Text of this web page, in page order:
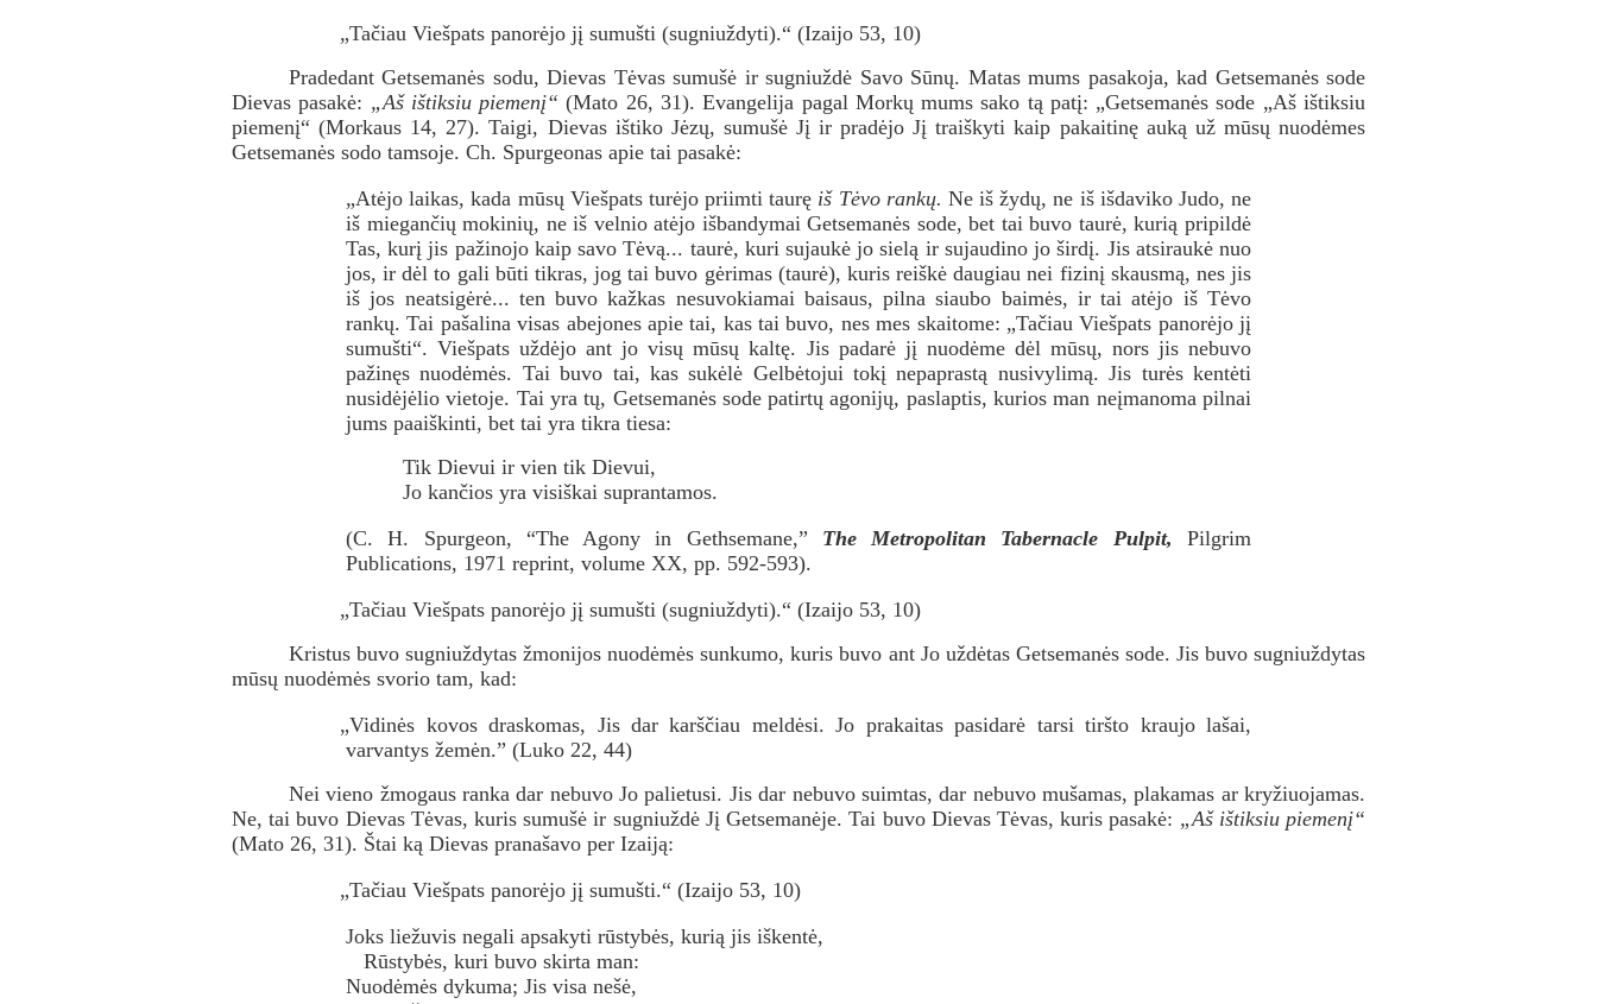
„Tačiau Viešpats panorėjo jį sumušti (sugniuždyti).“ (Izaijo 53, 10)
Pradedant Getsemanės sodu, Dievas Tėvas sumušė ir sugniuždė Savo Sūnų. Matas mums pasakoja, kad Getsemanės sode
Dievas pasakė: „Aš ištiksiu piemenį“ (Mato 26, 31). Evangelija pagal Morkų mums sako tą patį: „Getsemanės sode „Aš ištiksiu
piemenį“ (Morkaus 14, 27). Taigi, Dievas ištiko Jėzų, sumušė Jį ir pradėjo Jį traiškyti kaip pakaitinę auką už mūsų nuodėmes
Getsemanės sodo tamsoje. Ch. Spurgeonas apie tai pasakė:
„Atėjo laikas, kada mūsų Viešpats turėjo priimti taurę iš Tėvo rankų. Ne iš žydų, ne iš išdaviko Judo, ne
iš miegančių mokinių, ne iš velnio atėjo išbandymai Getsemanės sode, bet tai buvo taurė, kurią pripildė
Tas, kurį jis pažinojo kaip savo Tėvą... taurė, kuri sujaukė jo sielą ir sujaudino jo širdį. Jis atsiraukė nuo
jos, ir dėl to gali būti tikras, jog tai buvo gėrimas (taurė), kuris reiškė daugiau nei fizinį skausmą, nes jis
iš jos neatsigėrė... ten buvo kažkas nesuvokiamai baisaus, pilna siaubo baimės, ir tai atėjo iš Tėvo
rankų. Tai pašalina visas abejones apie tai, kas tai buvo, nes mes skaitome: „Tačiau Viešpats panorėjo jį
sumušti“. Viešpats uždėjo ant jo visų mūsų kaltę. Jis padarė jį nuodėme dėl mūsų, nors jis nebuvo
pažinęs nuodėmės. Tai buvo tai, kas sukėlė Gelbėtojui tokį nepaprastą nusivylimą. Jis turės kentėti
nusidėjėlio vietoje. Tai yra tų, Getsemanės sode patirtų agonijų, paslaptis, kurios man neįmanoma pilnai
jums paaiškinti, bet tai yra tikra tiesa:
Tik Dievui ir vien tik Dievui,
Jo kančios yra visiškai suprantamos.
(C. H. Spurgeon, “The Agony in Gethsemane,” The Metropolitan Tabernacle Pulpit, Pilgrim
Publications, 1971 reprint, volume XX, pp. 592-593).
„Tačiau Viešpats panorėjo jį sumušti (sugniuždyti).“ (Izaijo 53, 10)
Kristus buvo sugniuždytas žmonijos nuodėmės sunkumo, kuris buvo ant Jo uždėtas Getsemanės sode. Jis buvo sugniuždytas
mūsų nuodėmės svorio tam, kad:
„Vidinės kovos draskomas, Jis dar karščiau meldėsi. Jo prakaitas pasidarė tarsi tiršto kraujo lašai,
varvantys žemėn.” (Luko 22, 44)
Nei vieno žmogaus ranka dar nebuvo Jo palietusi. Jis dar nebuvo suimtas, dar nebuvo mušamas, plakamas ar kryžiuojamas.
Ne, tai buvo Dievas Tėvas, kuris sumušė ir sugniuždė Jį Getsemanėje. Tai buvo Dievas Tėvas, kuris pasakė: „Aš ištiksiu piemenį“
(Mato 26, 31). Štai ką Dievas pranašavo per Izaiją:
„Tačiau Viešpats panorėjo jį sumušti.“ (Izaijo 53, 10)
Joks liežuvis negali apsakyti rūstybės, kurią jis iškentė,
Rūstybės, kuri buvo skirta man:
Nuodėmės dykuma; Jis visa nešė,